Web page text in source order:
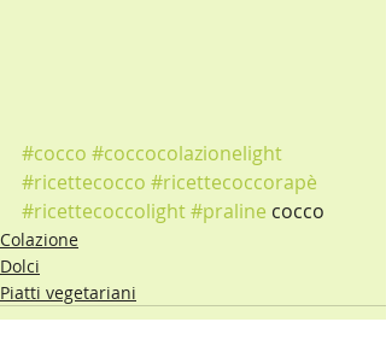
#cocco #coccocolazionelight
#ricettecocco #ricettecoccorapè
#ricettecoccolight#praline cocco
Colazione
Dolci
Piatti vegetariani